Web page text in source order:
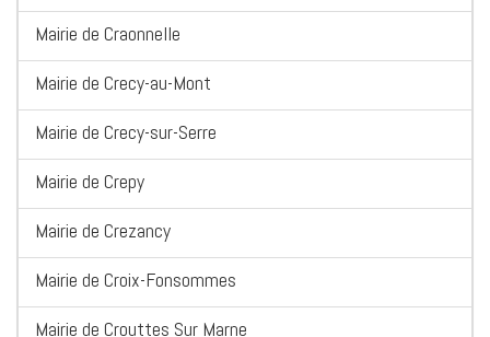
Mairie de Craonnelle
Mairie de Crecy-au-Mont
Mairie de Crecy-sur-Serre
Mairie de Crepy
Mairie de Crezancy
Mairie de Croix-Fonsommes
Mairie de Crouttes Sur Marne